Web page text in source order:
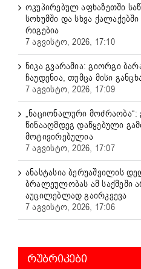
ოკუპირებულ აფხაზეთში
სოხუმში და სხვა
რიგებია
7 აგვისტო, 2026, 17:10
ნიკა გვარამია: გიორგი
ჩაუდენია, თუმცა მისი
7 აგვისტო, 2026, 17:09
„ნაციონალური მოძრაობა“:
წინააღმდეგ დაწყებული
მოტივირებულია
7 აგვისტო, 2026, 17:07
ანასტასია ბერუაშვილის
ბრალეულობას ამ საქმეში
აუცილებლად გაირკვევა
7 აგვისტო, 2026, 17:06
ᲠᲣᲑᲠᲘᲙᲔᲑᲘ